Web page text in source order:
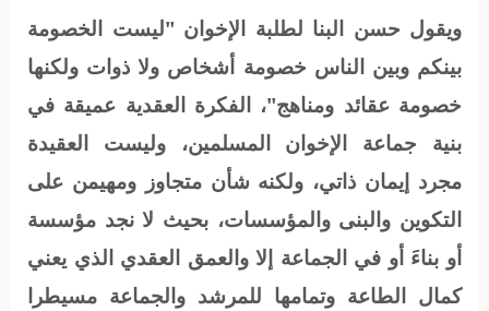
ويقول حسن البنا لطلبة الإخوان "ليست الخصومة
بينكم وبين الناس خصومة أشخاص ولا ذوات ولكنها
خصومة عقائد ومناهج"، الفكرة العقدية عميقة في
بنية جماعة الإخوان المسلمين، وليست العقيدة
مجرد إيمان ذاتي، ولكنه شأن متجاوز ومهيمن على
التكوين والبنى والمؤسسات، بحيث لا نجد مؤسسة
أو بناءَ أو في الجماعة إلا والعمق العقدي الذي يعني
كمال الطاعة وتمامها للمرشد والجماعة مسيطرا